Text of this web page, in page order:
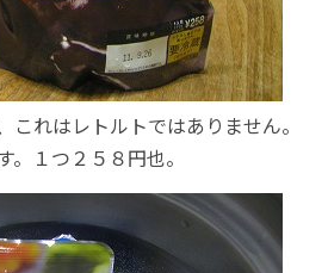
これはレトルトではありません。
１つ２５８円也。